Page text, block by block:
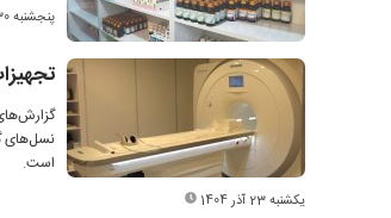
پنجشنبه 30 بهمن 1404
نسل‌های
است.
یکشنبه 23 آذر 1404